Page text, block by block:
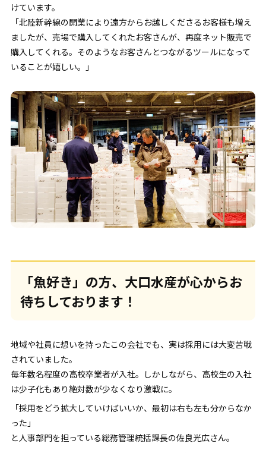
けています。
「北陸新幹線の開業により遠方からお越しくださるお客様も増え
ましたが、売場で購入してくれたお客さんが、再度ネット販売で
購入してくれる。そのようなお客さんとつながるツールになって
いることが嬉しい。」
「魚好き」の方、大口水産が心からお
待ちしております！
地域や社員に想いを持ったこの会社でも、実は採用には大変苦戦
されていました。
毎年数名程度の高校卒業者が入社。しかしながら、高校生の入社
は少子化もあり絶対数が少なくなり激戦に。
「採用をどう拡大していけばいいか、最初は右も左も分からなか
った」
と人事部門を担っている総務管理統括課長の佐良光広さん。